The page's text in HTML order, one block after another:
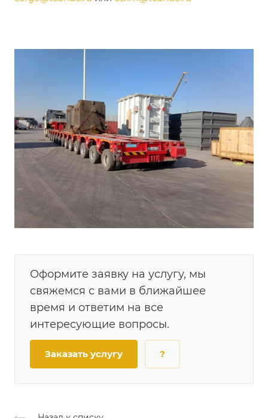
Оформите заявку на услугу, мы
свяжемся с вами в ближайшее
время и ответим на все
интересующие вопросы.
Заказать услугу ?